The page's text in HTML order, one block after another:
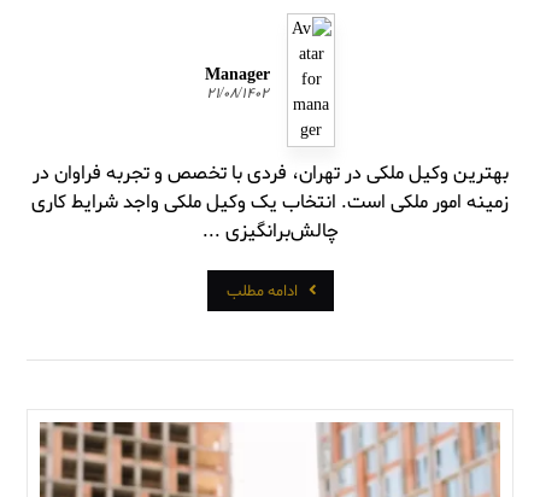
Manager
۲۱/۰۸/۱۴۰۲
بهترین وکیل ملکی در تهران، فردی با تخصص و تجربه فراوان در
زمینه امور ملکی است. انتخاب یک وکیل ملکی واجد شرایط کاری
چالش‌برانگیزی ...
ادامه مطلب